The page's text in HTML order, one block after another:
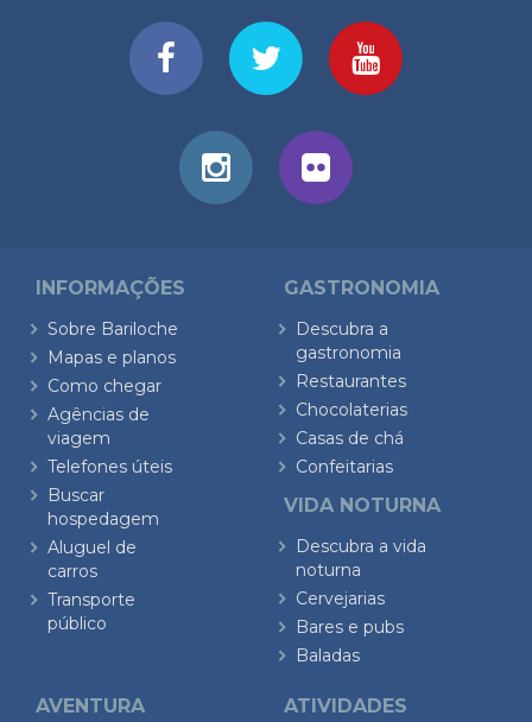
INFORMAÇÕES
Sobre Bariloche
Mapas e planos
Como chegar
Agências de
viagem
Telefones úteis
Buscar
hospedagem
Aluguel de
carros
Transporte
público
GASTRONOMIA
Descubra a
gastronomia
Restaurantes
Chocolaterias
Casas de chá
Confeitarias
VIDA NOTURNA
Descubra a vida
noturna
Cervejarias
Bares e pubs
Baladas
AVENTURA ATIVIDADES